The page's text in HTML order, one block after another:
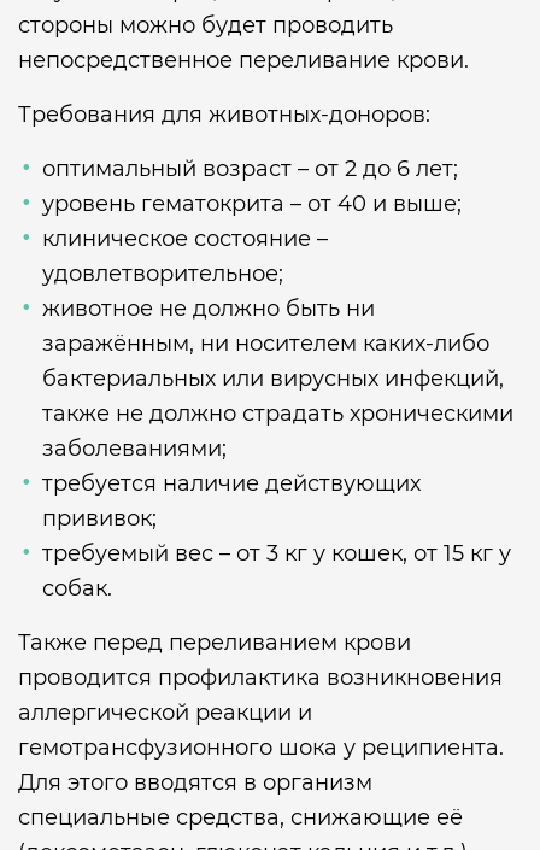
стороны можно будет проводить
непосредственное переливание крови.
Требования для животных-доноров:
оптимальный возраст – от 2 до 6 лет;
уровень гематокрита – от 40 и выше;
клиническое состояние –
удовлетворительное;
животное не должно быть ни
заражённым, ни носителем каких-либо
бактериальных или вирусных инфекций,
также не должно страдать хроническими
заболеваниями;
требуется наличие действующих
прививок;
требуемый вес – от 3 кг у кошек, от 15 кг у
собак.
Также перед переливанием крови
проводится профилактика возникновения
аллергической реакции и
гемотрансфузионного шока у реципиента.
Для этого вводятся в организм
специальные средства, снижающие её